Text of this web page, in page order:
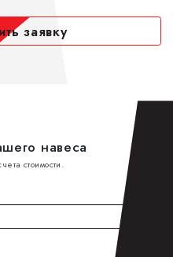
заявку
навеса
стоимости.